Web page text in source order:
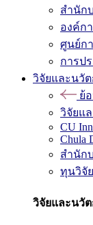
สำนัก
องค์ก
ศูนย์ก
การป
วิจัยและนวั
ย้
วิจัยแ
CU
Chula
สำนัก
ทุนวิจัย
วิจัยและนวั